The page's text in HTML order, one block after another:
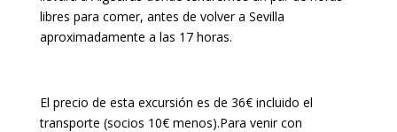
libres para comer, antes de volver a Sevilla
aproximadamente a las 17 horas.
El precio de esta excursión es de 36€ incluido el
transporte (socios 10€ menos).Para venir con